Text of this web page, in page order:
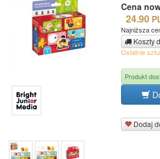
Cena
24.90
Najniższa
Koszty
Ostatnie
Produkt
Dodaj